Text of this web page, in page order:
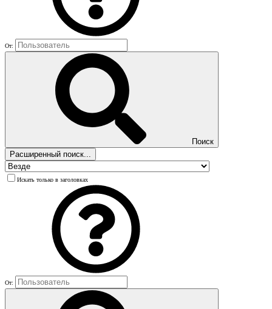
От:
Поиск
Расширенный поиск...
Искать только в заголовках
От: